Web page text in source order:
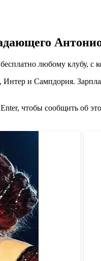
любому клубу, с
и Сампдория.
чтобы сообщить об